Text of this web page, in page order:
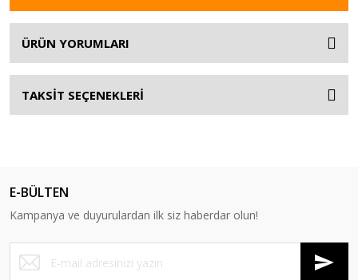
ÜRÜN YORUMLARI
TAKSİT SEÇENEKLERİ
E-BÜLTEN
Kampanya ve duyurulardan ilk siz haberdar olun!